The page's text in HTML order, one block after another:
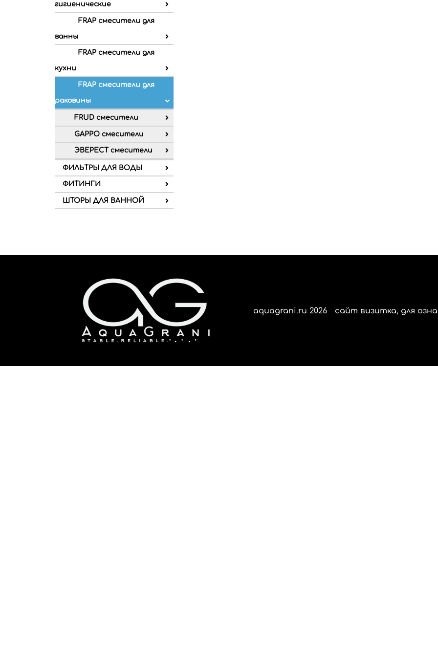
гигиенические
FRAP смесители для
ванны
FRAP смесители для
кухни
FRAP смесители для
раковины
FRUD смесители
GAPPO смесители
ЭВЕРЕСТ смесители
ФИЛЬТРЫ ДЛЯ ВОДЫ
ФИТИНГИ
ШТОРЫ ДЛЯ ВАННОЙ
aquagrani.ru 2026 сайт визитка, для